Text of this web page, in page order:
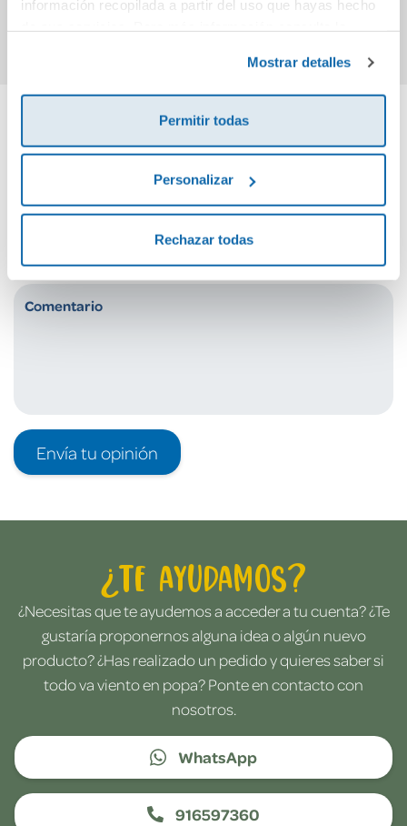
información recopilada a partir del uso que hayas hecho
Mostrar detalles
Permitir todas
Personalizar
Rechazar todas
Comprar Comprar
Cuéntanos tu opinión
¡Sé el primero en valorar este producto!
Debes iniciar sesión para poder valorarlo
Envía tu opinión
¿Te ayudamos?
¿Necesitas que te ayudemos a acceder a tu cuenta? ¿Te
gustaría proponernos alguna idea o algún nuevo
producto? ¿Has realizado un pedido y quieres saber si
todo va viento en popa? Ponte en contacto con
nosotros.
WhatsApp
916597360